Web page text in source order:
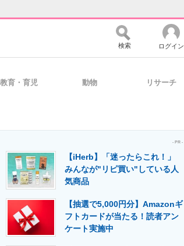
コミュニティ マーケ×ITの今がよく分かる
・活用を支援
検索 ログイン
教育・育児 動物 リサーチ
- PR -
【iHerb】「迷ったらこれ！」
みんなが"リピ買い"している人
気商品
【抽選で5,000円分】Amazonギ
フトカードが当たる！読者アン
ケート実施中